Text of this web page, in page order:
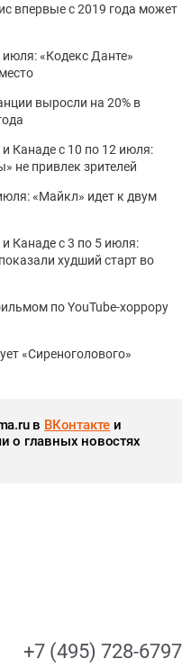
впервые с 2019 года может
июля: «Кодекс Данте»
выросли на 20% в
Канаде с 10 по 12 июля:
не привлек зрителей
«Майкл» идет к двум
Канаде с 3 по 5 июля:
худший старт во
по YouTube-хоррору
«Сиреноголового»
в ВКонтакте и
о главных новостях
+7 (495) 728-6797